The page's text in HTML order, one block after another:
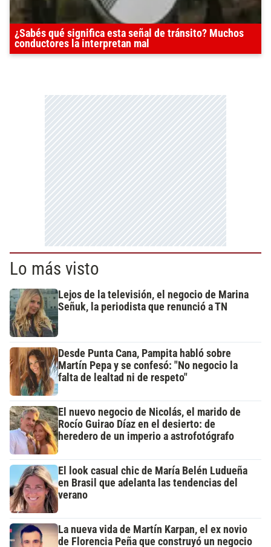
¿Sabés qué significa esta señal de tránsito? Muchos
conductores la interpretan mal
Lo más visto
Lejos de la televisión, el negocio de Marina
Señuk, la periodista que renunció a TN
Desde Punta Cana, Pampita habló sobre
Martín Pepa y se confesó: "No negocio la
falta de lealtad ni de respeto"
El nuevo negocio de Nicolás, el marido de
Rocío Guirao Díaz en el desierto: de
heredero de un imperio a astrofotógrafo
El look casual chic de María Belén Ludueña
en Brasil que adelanta las tendencias del
verano
La nueva vida de Martín Karpan, el ex novio
de Florencia Peña que construyó un negocio